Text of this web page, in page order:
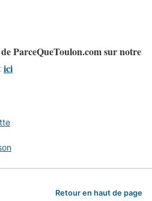
ParceQueToulon.com sur notre
ici
Retour en haut de page